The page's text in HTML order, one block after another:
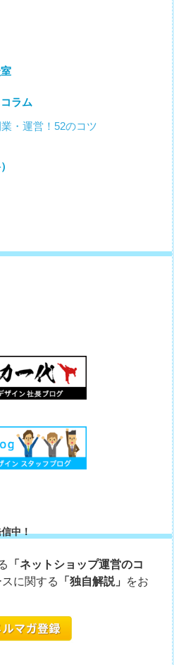
ラム
・運営！52のコツ
中！
「ネットショップ運営のコ
に関する 「独自解説」 をお